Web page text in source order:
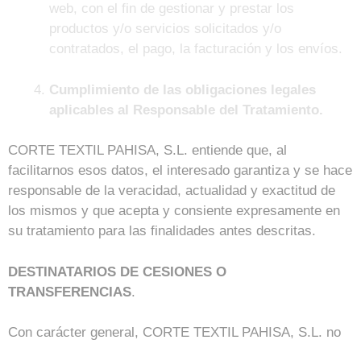
web, con el fin de gestionar y prestar los
productos y/o servicios solicitados y/o
contratados, el pago, la facturación y los envíos.
Cumplimiento de las obligaciones legales
aplicables al Responsable del Tratamiento.
CORTE TEXTIL PAHISA, S.L. entiende que, al
facilitarnos esos datos, el interesado garantiza y se hace
responsable de la veracidad, actualidad y exactitud de
los mismos y que acepta y consiente expresamente en
su tratamiento para las finalidades antes descritas.
DESTINATARIOS DE CESIONES O
TRANSFERENCIAS.
Con carácter general, CORTE TEXTIL PAHISA, S.L. no